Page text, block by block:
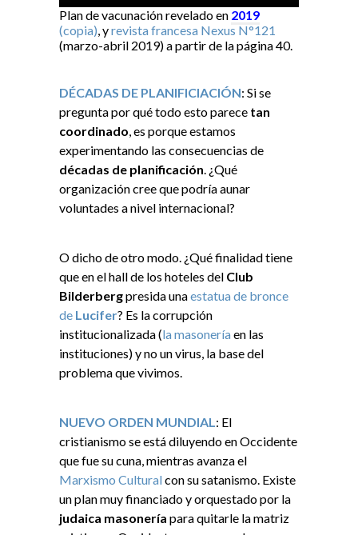
Plan de vacunación revelado en 2019
(copia), yrevista francesa Nexus N°121
(marzo-abril 2019) a partir de la página 40.
DÉCADAS DE PLANIFICIACIÓN: Si se
pregunta por qué todo esto parece tan
coordinado, es porque estamos
experimentando las consecuencias de
décadas de planificación. ¿Qué
organización cree que podría aunar
voluntades a nivel internacional?
O dicho de otro modo. ¿Qué finalidad tiene
que en el hall de los hoteles del Club
Bilderbergpresida unaestatua de bronce
de Lucifer? Es la corrupción
institucionalizada (la masoneríaen las
instituciones) y no un virus, la base del
problema que vivimos.
NUEVO ORDEN MUNDIAL: El
cristianismo se está diluyendo en Occidente
que fue su cuna, mientras avanza el
Marxismo Culturalcon su satanismo. Existe
un plan muy financiado y orquestado por la
judaica masonería para quitarle la matriz